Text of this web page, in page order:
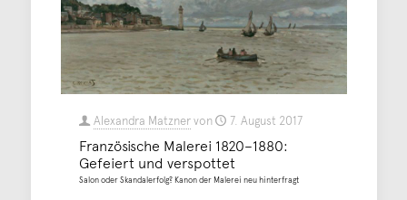
Alexandra Matznervon 7. August 2017
Französische Malerei 1820–1880:
Gefeiert und verspottet
Salon oder Skandalerfolg? Kanon der Malerei neu hinterfragt